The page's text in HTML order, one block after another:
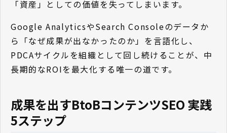
「資産」としての価値を失ってしまいます。
Google AnalyticsやSearch Consoleのデータか
ら「なぜ成果が出なかったのか」を言語化し、
PDCAサイクルを組織として回し続けることが、中
長期的なROIを最大化する唯一の道です。
成果を出すBtoBコンテンツSEO 実践
5ステップ